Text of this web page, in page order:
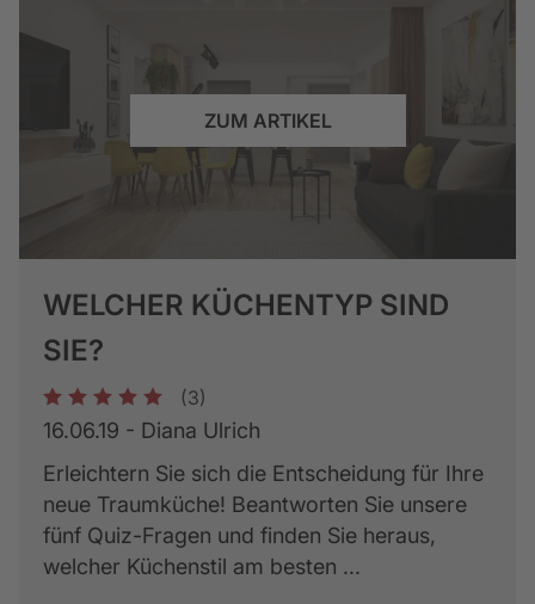
ZUM ARTIKEL
WELCHER KÜCHENTYP SIND
SIE?
1 2 3 4 5 (3)
16.06.19 - Diana Ulrich
Erleichtern Sie sich die Entscheidung für Ihre
neue Traumküche! Beantworten Sie unsere
fünf Quiz-Fragen und finden Sie heraus,
welcher Küchenstil am besten ...